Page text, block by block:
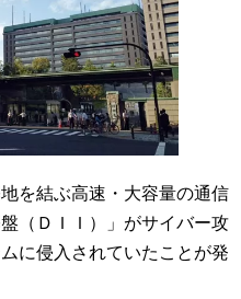
を結ぶ高速・大容量の通信
（ＤＩＩ）」がサイバー攻
に侵入されていたことが発